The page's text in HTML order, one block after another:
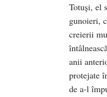
Totuși, el
gunoieri,
creierii
anii
protejate
de a-l